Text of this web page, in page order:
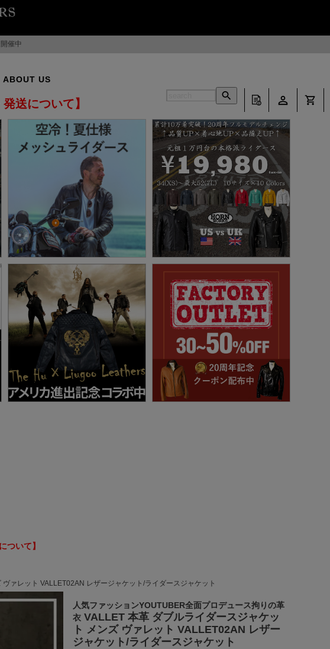
ついて】
ァレット VALLET02AN レザージャケット/ライダースジャケット
人気ファッションYOUTUBER全面プロデュース拘りの革
衣 VALLET 本革 ダブルライダースジャケッ
ト メンズ ヴァレット VALLET02AN レザー
ジャケット/ライダースジャケット